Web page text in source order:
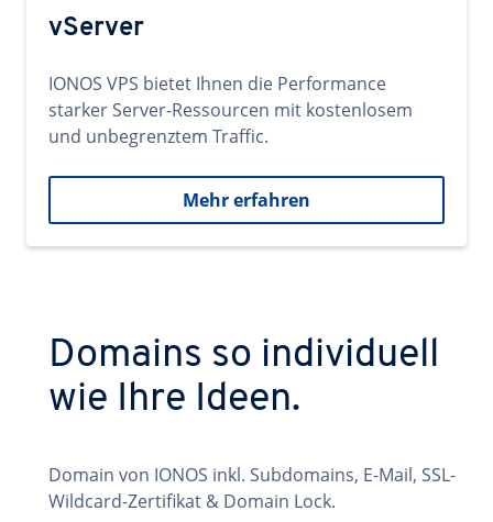
vServer
IONOS VPS bietet Ihnen die Performance
starker Server-Ressourcen mit kostenlosem
und unbegrenztem Traffic.
Mehr erfahren
Domains so individuell
wie Ihre Ideen.
Domain von IONOS inkl. Subdomains, E-Mail, SSL-
Wildcard-Zertifikat & Domain Lock.